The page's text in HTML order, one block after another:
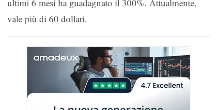
ultimi 6 mesi ha guadagnato il 300%. Attualmente,
vale più di 60 dollari.